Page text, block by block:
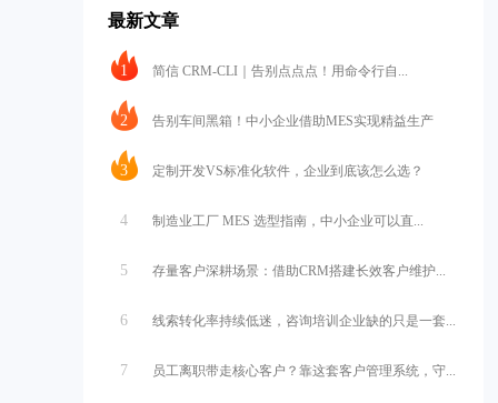
最新文章
1 简信 CRM-CLI｜告别点点点！用命令行自...
2 告别车间黑箱！中小企业借助MES实现精益生产
3 定制开发VS标准化软件，企业到底该怎么选？
4 制造业工厂 MES 选型指南，中小企业可以直...
5 存量客户深耕场景：借助CRM搭建长效客户维护...
6 线索转化率持续低迷，咨询培训企业缺的只是一套...
7 员工离职带走核心客户？靠这套客户管理系统，守...